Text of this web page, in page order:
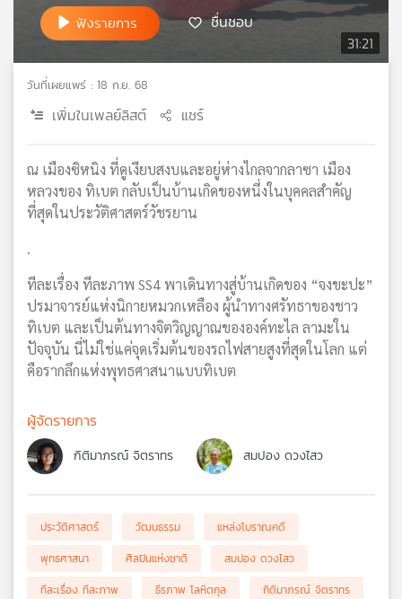
แผนที่
วิทยุ
เครือ
31:21
ฟังรายการ ชื่นชอบ
วันที่เผยแพร่ : 18 ก.ย. 68
เพิ่มในเพลย์ลิสต์ แชร์
ณ เมืองซิหนิง ที่ดูเงียบสงบและอยู่ห่างไกลจากลาซา เมือง
หลวงของ ทิเบต กลับเป็นบ้านเกิดของหนึ่งในบุคคลสำคัญ
ที่สุดในประวัติศาสตร์วัชรยาน
.
ทีละเรื่อง ทีละภาพ SS4 พาเดินทางสู่บ้านเกิดของ “จงขะปะ”
ปรมาจารย์แห่งนิกายหมวกเหลือง ผู้นำทางศรัทธาของชาว
ทิเบต และเป็นต้นทางจิตวิญญาณขององค์ทะไล ลามะใน
ปัจจุบัน นี่ไม่ใช่แค่จุดเริ่มต้นของรถไฟสายสูงที่สุดในโลก แต่
คือรากลึกแห่งพุทธศาสนาแบบทิเบต
ผู้จัดรายการ
กิติมาภรณ์ จิตราทร สมปอง ดวงไสว
ประวัติศาสตร์ วัฒนธรรม
แหล่งโบราณคดี
พุทธศาสนา
ศิลปินแห่งชาติ
สมปอง ดวงไสว
ทีละเรื่อง ทีละภาพ
ธีรภาพ โลหิตกุล
กิติมาภรณ์ จิตราทร